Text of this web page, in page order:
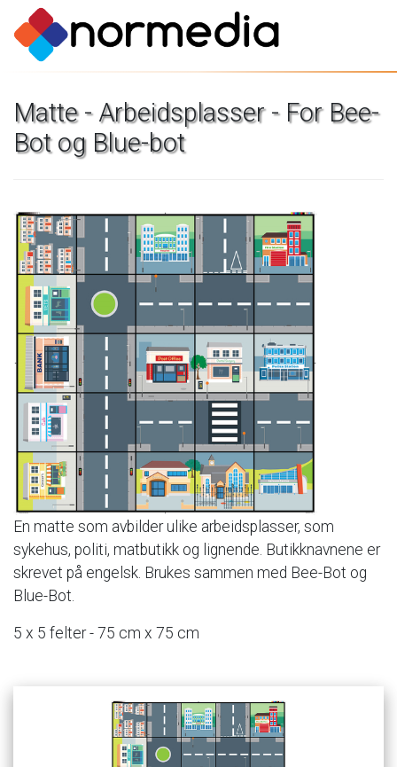
Matte - Arbeidsplasser - For Bee-
Bot og Blue-bot
En matte som avbilder ulike arbeidsplasser, som
sykehus, politi, matbutikk og lignende. Butikknavnene er
skrevet på engelsk. Brukes sammen med Bee-Bot og
Blue-Bot.
5 x 5 felter - 75 cm x 75 cm